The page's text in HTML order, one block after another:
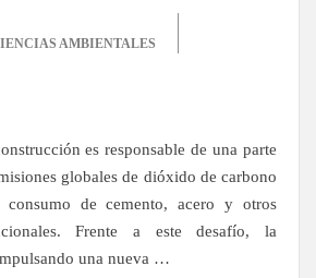
AMBIENTALES
es responsable de una parte
globales de dióxido de carbono
de cemento, acero y otros
Frente a este desafío, la
una nueva …